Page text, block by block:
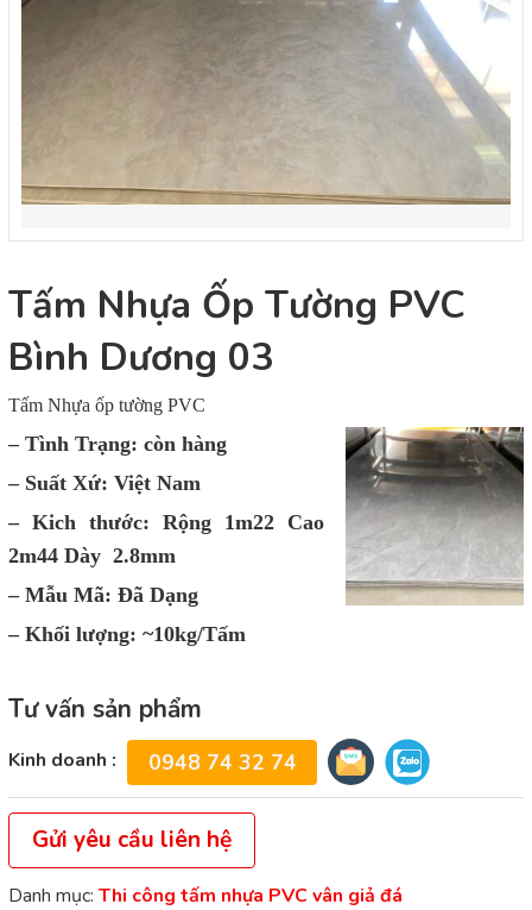
Tấm Nhựa Ốp Tường PVC
Bình Dương 03
Tấm Nhựa ốp tường PVC
– Tình Trạng: còn hàng
– Suất Xứ: Việt Nam
– Kich thước: Rộng 1m22 Cao
2m44 Dày 2.8mm
– Mẫu Mã: Đã Dạng
– Khối lượng: ~10kg/Tấm
Tư vấn sản phẩm
Kinh doanh : 0948 74 32 74
Gửi yêu cầu liên hệ
Danh mục: Thi công tấm nhựa PVC vân giả đá